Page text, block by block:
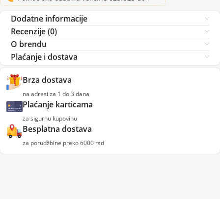
Dodatne informacije
Recenzije (0)
O brendu
Plaćanje i dostava
Brza dostava
na adresi za 1 do 3 dana
Plaćanje karticama
za sigurnu kupovinu
Besplatna dostava
za porudžbine preko 6000 rsd